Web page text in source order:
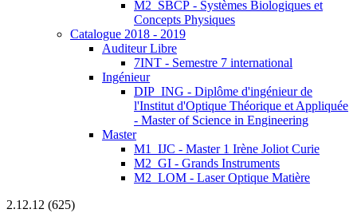
M2_SBCP - Systèmes Biologiques et
Concepts Physiques
Catalogue 2018 - 2019
Auditeur Libre
7INT - Semestre 7 international
Ingénieur
DIP_ING - Diplôme d'ingénieur de
l'Institut d'Optique Théorique et Appliquée
- Master of Science in Engineering
Master
M1_IJC - Master 1 Irène Joliot Curie
M2_GI - Grands Instruments
M2_LOM - Laser Optique Matière
2.12.12 (625)